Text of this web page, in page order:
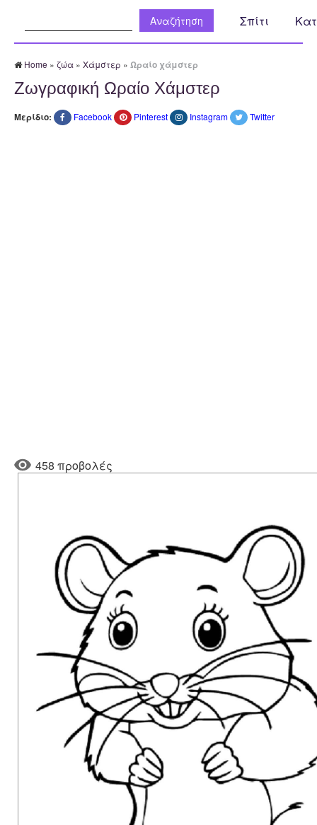
Σπίτι
Home » ζώα » Χάμστερ » Ωραίο χάμστερ
Ζωγραφική Ωραίο Χάμστερ
Μερίδιο: Facebook Pinterest Instagram Twitter
458 προβολές